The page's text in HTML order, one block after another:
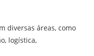
diversas áreas, como
logística,